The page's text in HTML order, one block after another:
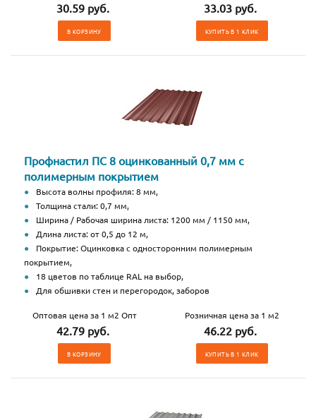
30.59 руб.
В КОРЗИНУ
33.03 руб.
КУПИТЬ В 1 КЛИК
Профнастил ПС 8 оцинкованный 0,7 мм с
полимерным покрытием
Высота волны профиля: 8 мм,
Толщина стали: 0,7 мм,
Ширина / Рабочая ширина листа: 1200 мм / 1150 мм,
Длина листа: от 0,5 до 12 м,
Покрытие: Оцинковка с односторонним полимерным
покрытием,
18 цветов по таблице RAL на выбор,
Для обшивки стен и перегородок, заборов
Оптовая цена за 1 м2 Опт
42.79 руб.
В КОРЗИНУ
Розничная цена за 1 м2
46.22 руб.
КУПИТЬ В 1 КЛИК